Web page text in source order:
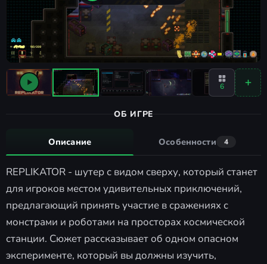
6
ОБ ИГРЕ
Описание Особенности 4
REPLIKATOR - шутер с видом сверху, который станет
для игроков местом удивительных приключений,
предлагающий принять участие в сражениях с
монстрами и роботами на просторах космической
станции. Сюжет рассказывает об одном опасном
эксперименте, который вы должны изучить,